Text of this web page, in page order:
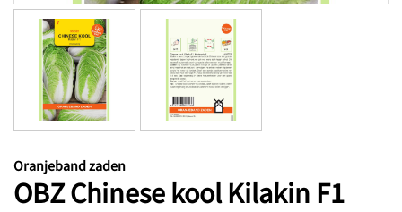
Oranjeband zaden
OBZ Chinese kool Kilakin F1